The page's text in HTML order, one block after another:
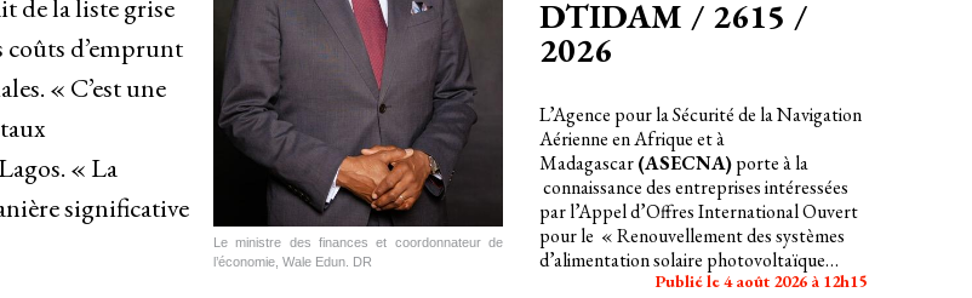
Le ministre des finances et coordonnateur de
l’économie, Wale Edun. DR
de la liste grise
d’emprunt
« C’est une
« La
significative
DTIDAM / 2615 /
2026
L’Agence pour la Sécurité de la Navigation
Aérienne en Afrique et à
Madagascar(ASECNA)porte à la
connaissance des entreprises intéressées
par l’Appel d’Offres International Ouvert
pour le « Renouvellement des systèmes
d’alimentation solaire photovoltaïque
autonome des stations VHF, VSAT, VOR -
Publié le 4 août 2026 à 12h15